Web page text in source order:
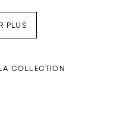
PLUS
COLLECTION